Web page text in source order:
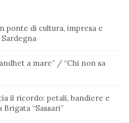
ponte di cultura, impresa e
a mare” / “Chi non sa
il ricordo: petali, bandiere e
“Sassari”